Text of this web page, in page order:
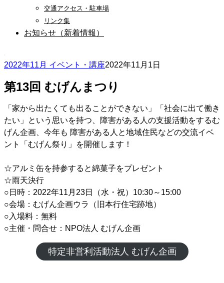
交通アクセス・駐車場
リンク集
お知らせ（新着情報）
2022年11月 イベント・講座2022年11月1日
第13回 むげんまつり
「家から出たくても出ることができない」「社会に出て働き
たい」という思いを持つ、障害がある人の支援活動をするむ
げん企画、今年も 障害がある人と地域住民などの交流イベ
ント「むげん祭り」を開催します！
☆アルミ缶を持参すると綿菓子をプレゼント
☆雨天決行
○日時：2022年11月23日（水・祝）10:30～15:00
○会場：むげん企画ウラ（旧本行住宅跡地）
○入場料：無料
○主催・問合せ：NPO法人 むげん企画
特定非営利活動法人 むげん企画